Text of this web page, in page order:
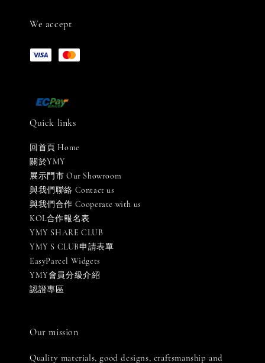
We accept
Quick links
回首頁 Home
關於YMY
展示門市 Our Showroom
與我們聯絡 Contact us
與我們合作 Cooperate with us
KOL合作報名表
YMY SHARE CLUB
YMY S CLUB申請表單
EasyParcel Widgets
YMY會員分級介紹
認證專區
Our mission
Quality materials, good designs, craftsmanship and